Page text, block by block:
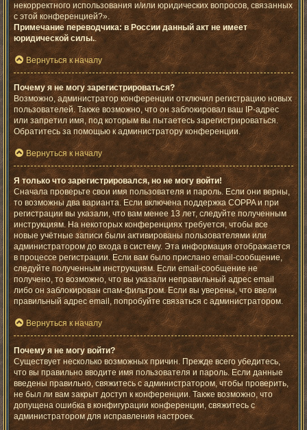
некорректного использования и/или юридических вопросов, связанных
с этой конференцией?».
Примечание переводчика: в России данный акт не имеет
юридической силы..
Вернуться к началу
Почему я не могу зарегистрироваться?
Возможно, администратор конференции отключил регистрацию новых
пользователей. Также возможно, что он заблокировал ваш IP-адрес
или запретил имя, под которым вы пытаетесь зарегистрироваться.
Обратитесь за помощью к администратору конференции.
Вернуться к началу
Я только что зарегистрировался, но не могу войти!
Сначала проверьте свои имя пользователя и пароль. Если они верны,
то возможны два варианта. Если включена поддержка COPPA и при
регистрации вы указали, что вам менее 13 лет, следуйте полученным
инструкциям. На некоторых конференциях требуется, чтобы все
новые учётные записи были активированы пользователями или
администратором до входа в систему. Эта информация отображается
в процессе регистрации. Если вам было прислано email-сообщение,
следуйте полученным инструкциям. Если email-сообщение не
получено, то возможно, что вы указали неправильный адрес email
либо он заблокирован спам-фильтром. Если вы уверены, что ввели
правильный адрес email, попробуйте связаться с администратором.
Вернуться к началу
Почему я не могу войти?
Существует несколько возможных причин. Прежде всего убедитесь,
что вы правильно вводите имя пользователя и пароль. Если данные
введены правильно, свяжитесь с администратором, чтобы проверить,
не был ли вам закрыт доступ к конференции. Также возможно, что
допущена ошибка в конфигурации конференции, свяжитесь с
администратором для исправления настроек.